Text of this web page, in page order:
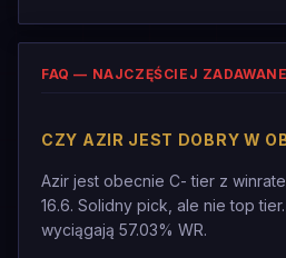
FAQ — NAJCZĘŚCIEJ
CZY AZIR JEST DOBRY W
Azir jest obecnie C- tier z
16.6. Solidny pick, ale nie top
wyciągają 57.03% WR.